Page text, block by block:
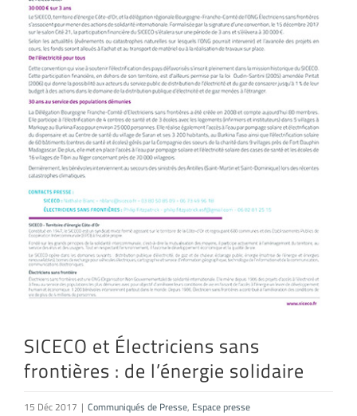
SICECO et Électriciens sans
frontières : de l’énergie solidaire
15 Déc 2017 | Communiqués de Presse, Espace presse